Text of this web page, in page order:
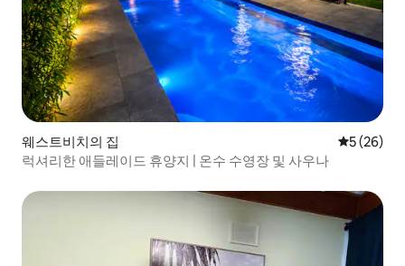
웨스트비치의 집 평점 5점(5
5 (26)
럭셔리한 애들레이드 휴양지 | 온수 수영장 및 사우나